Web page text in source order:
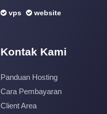
vps website
Kontak Kami
Panduan Hosting
Cara Pembayaran
Client Area